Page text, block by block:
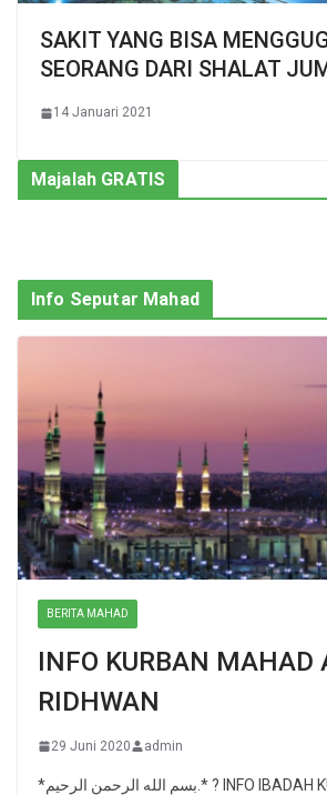
SAKIT YANG BISA
SEORANG DARI SHALAT
14 Januari 2021
Majalah GRATIS
Info Seputar Mahad
BERITA MAHAD
INFO KURBAN MAHAD
RIDHWAN
29 Juni 2020 admin
*بسم الله الرحمن الرحيم.* ? INFO IBADAH KURBAN 1441 H